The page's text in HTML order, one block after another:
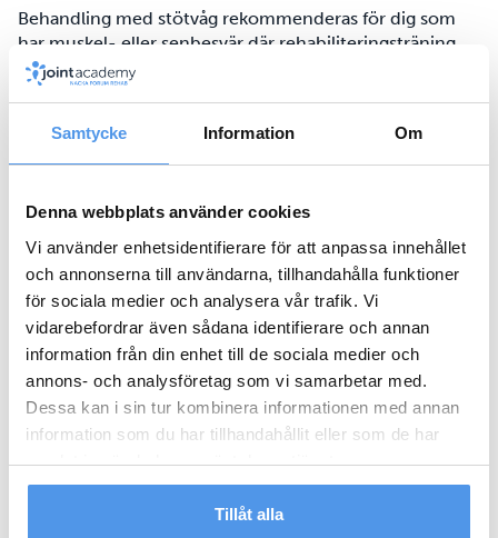
Samtycke Information Om
Denna webbplats använder cookies
Vi använder enhetsidentifierare för att anpassa innehållet
och annonserna till användarna, tillhandahålla funktioner
för sociala medier och analysera vår trafik. Vi
vidarebefordrar även sådana identifierare och annan
information från din enhet till de sociala medier och
annons- och analysföretag som vi samarbetar med.
Dessa kan i sin tur kombinera informationen med annan
information som du har tillhandahållit eller som de har
samlat in när du har använt deras tjänster.
Tillåt alla
Behandling med stötvåg rekommenderas för dig som
har muskel- eller senbesvär där rehabiliteringsträning
inte gett tillräckliga resultat. Några vanliga tillstånd där
behandlingen kan hjälpa är:
Tennisarmbåge
: Smärta på utsidan av armbågen som
orsakas av överbelastning.
Hälsenebesvär
: Smärta och stelhet i hälsenan, ofta
orsakad av överansträngning.
Hälsporre/plantarfasciit: Smärta under hälen,
vanligtvis till följd av irritation i fotens bindväv.
En noggrann undersökning krävs
Innan stötvågsbehandling inleds gör en fysioterapeut
eller arbetsterapeut en noggrann undersökning. Detta
för att säkerställa att behandlingen är rätt för dig och för
att identifiera eventuella andra orsaker till dina besvär.
Resultat och återhämtning